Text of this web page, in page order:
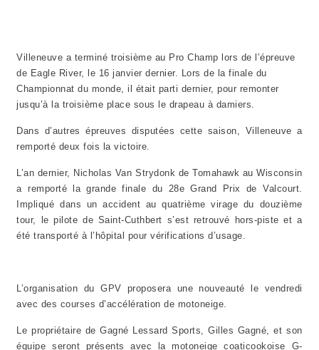
Villeneuve a terminé troisième au Pro Champ lors de l’épreuve
de Eagle River, le 16 janvier dernier. Lors de la finale du
Championnat du monde, il était parti dernier, pour remonter
jusqu’à la troisième place sous le drapeau à damiers.
Dans d’autres épreuves disputées cette saison, Villeneuve a
remporté deux fois la victoire.
L’an dernier, Nicholas Van Strydonk de Tomahawk au Wisconsin
a remporté la grande finale du 28e Grand Prix de Valcourt.
Impliqué dans un accident au quatrième virage du douzième
tour, le pilote de Saint-Cuthbert s’est retrouvé hors-piste et a
été transporté à l’hôpital pour vérifications d’usage.
L’organisation du GPV proposera une nouveauté le vendredi
avec des courses d’accélération de motoneige.
Le propriétaire de Gagné Lessard Sports, Gilles Gagné, et son
équipe seront présents avec la motoneige coaticookoise G-